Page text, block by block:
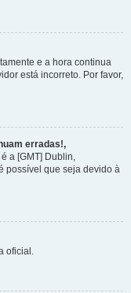
e a hora continua
está incorreto. Por favor,
erradas!,
a [GMT] Dublin,
possível que seja devido à
oficial.